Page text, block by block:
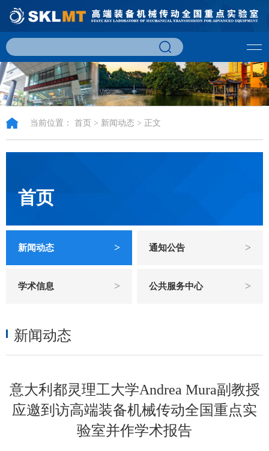
当前位置： 首页 > 新闻动态 > 正文
首页
新闻动态 > 通知公告 >
学术信息 > 公共服务中心 >
新闻动态
意大利都灵理工大学Andrea Mura副教授
应邀到访高端装备机械传动全国重点实
验室并作学术报告